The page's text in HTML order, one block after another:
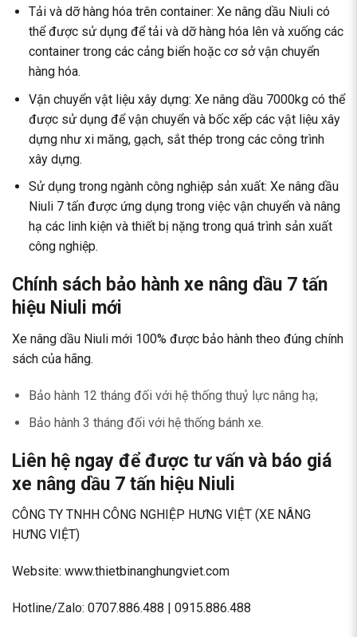
Tải và dỡ hàng hóa trên container: Xe nâng dầu Niuli có
thể được sử dụng để tải và dỡ hàng hóa lên và xuống các
container trong các cảng biển hoặc cơ sở vận chuyển
hàng hóa.
Vận chuyển vật liệu xây dựng: Xe nâng dầu 7000kg có thể
được sử dụng để vận chuyển và bốc xếp các vật liệu xây
dựng như xi măng, gạch, sắt thép trong các công trình
xây dựng.
Sử dụng trong ngành công nghiệp sản xuất: Xe nâng dầu
Niuli 7 tấn được ứng dụng trong việc vận chuyển và nâng
hạ các linh kiện và thiết bị nặng trong quá trình sản xuất
công nghiệp.
Chính sách bảo hành xe nâng dầu 7 tấn
hiệu Niuli mới
Xe nâng dầu Niuli mới 100% được bảo hành theo đúng chính
sách của hãng.
Bảo hành 12 tháng đối với hệ thống thuỷ lực nâng hạ;
Bảo hành 3 tháng đối với hệ thống bánh xe.
Liên hệ ngay để được tư vấn và báo giá
xe nâng dầu 7 tấn hiệu Niuli
CÔNG TY TNHH CÔNG NGHIỆP HƯNG VIỆT (XE NÂNG
HƯNG VIỆT)
Website: www.thietbinanghungviet.com
Hotline/Zalo: 0707.886.488 | 0915.886.488